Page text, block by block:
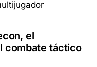
el
combate táctico